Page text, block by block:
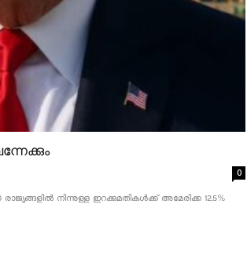
0
നിന്നുള്ള ഇറക്കുമതികൾക്ക് അമേരിക്ക 12.5%